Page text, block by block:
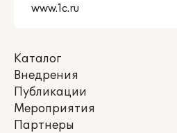
Каталог
Внедрения
Публикации
Мероприятия
Партнеры